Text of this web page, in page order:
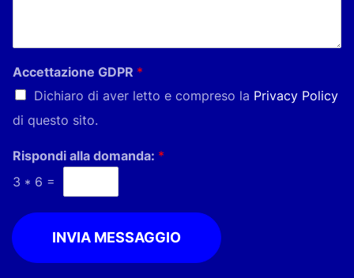
Accettazione GDPR *
Dichiaro di aver letto e compreso la Privacy Policy
di questo sito.
Rispondi alla domanda: *
3 * 6 =
INVIA MESSAGGIO